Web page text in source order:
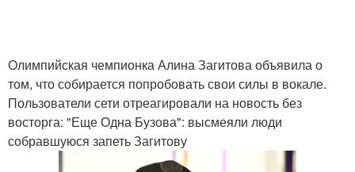
Олимпийская чемпионка Алина Загитова объявила о
том, что собирается попробовать свои силы в вокале.
Пользователи сети отреагировали на новость без
восторга: "Еще Одна Бузова": высмеяли люди
собравшуюся запеть Загитову